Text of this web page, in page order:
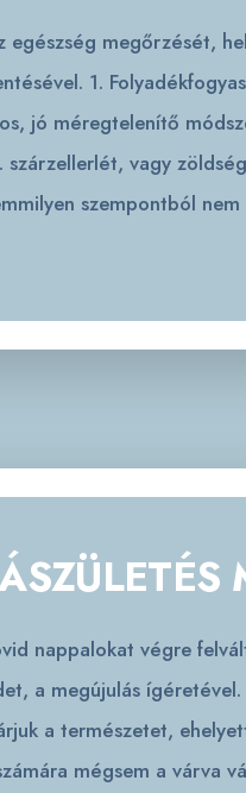
megőrzését,
1.
jó méregtelenítő
vagy
szempontból
nappalokat végre
a megújulás
a természetet,
mégsem a várva